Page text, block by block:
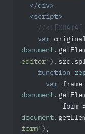
</div>
<script>
//<![CDATA[
var
document
editor'
function
var
document
document
form' ),